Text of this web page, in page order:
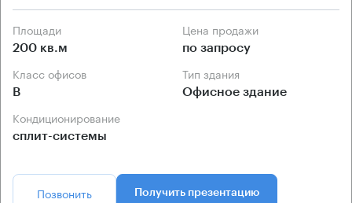
Площади
200 кв.м
Цена продажи
по запросу
Класс офисов
B
Тип здания
Офисное здание
Кондиционирование
сплит-системы
Позвонить Получить презентацию